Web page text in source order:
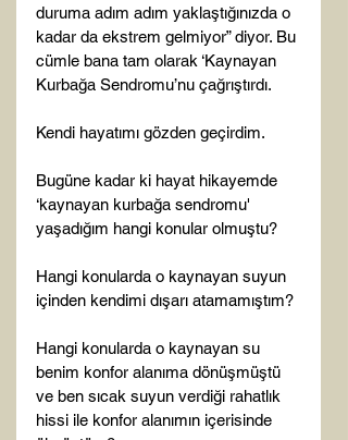
duruma adım adım yaklaştığınızda o
kadar da ekstrem gelmiyor” diyor. Bu
cümle bana tam olarak ‘Kaynayan
Kurbağa Sendromu’nu çağrıştırdı.
Kendi hayatımı gözden geçirdim.
Bugüne kadar ki hayat hikayemde
‘kaynayan kurbağa sendromu'
yaşadığım hangi konular olmuştu?
Hangi konularda o kaynayan suyun
içinden kendimi dışarı atamamıştım?
Hangi konularda o kaynayan su
benim konfor alanıma dönüşmüştü
ve ben sıcak suyun verdiği rahatlık
hissi ile konfor alanımın içerisinde